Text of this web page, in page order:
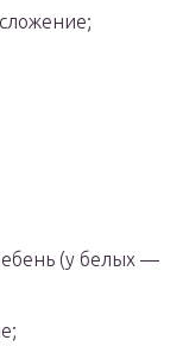
(у белых —